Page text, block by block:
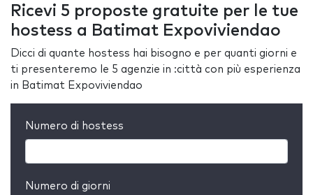
Ricevi 5 proposte gratuite per le tue
hostess a Batimat Expoviviendao
Dicci di quante hostess hai bisogno e per quanti giorni e
ti presenteremo le 5 agenzie in :città con più esperienza
in Batimat Expoviviendao
Numero di hostess
Numero di giorni